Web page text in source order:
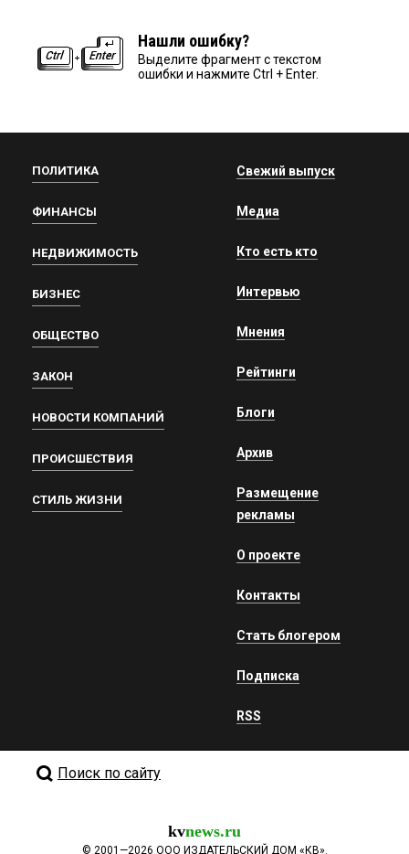
Нашли ошибку?
Выделите фрагмент с текстом
ошибки и нажмите Ctrl + Enter.
ПОЛИТИКА
ФИНАНСЫ
НЕДВИЖИМОСТЬ
БИЗНЕС
ОБЩЕСТВО
ЗАКОН
НОВОСТИ КОМПАНИЙ
ПРОИСШЕСТВИЯ
СТИЛЬ ЖИЗНИ
Свежий выпуск
Медиа
Кто есть кто
Интервью
Мнения
Рейтинги
Блоги
Архив
Размещение
рекламы
О проекте
Контакты
Стать блогером
Подписка
RSS
Поиск по сайту
kvnews.ru
© 2001—2026 ООО ИЗДАТЕЛЬСКИЙ ДОМ «КВ».